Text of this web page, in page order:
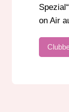
on Air